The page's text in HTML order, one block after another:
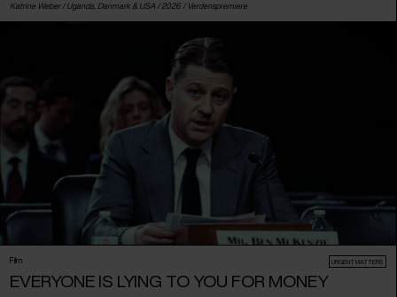
Katrine Weber / Uganda Danmark & USA / 2026 / Verdenspremiere
Film URGENT MATTERS
EVERYONE IS LYING TO YOU FOR MONEY